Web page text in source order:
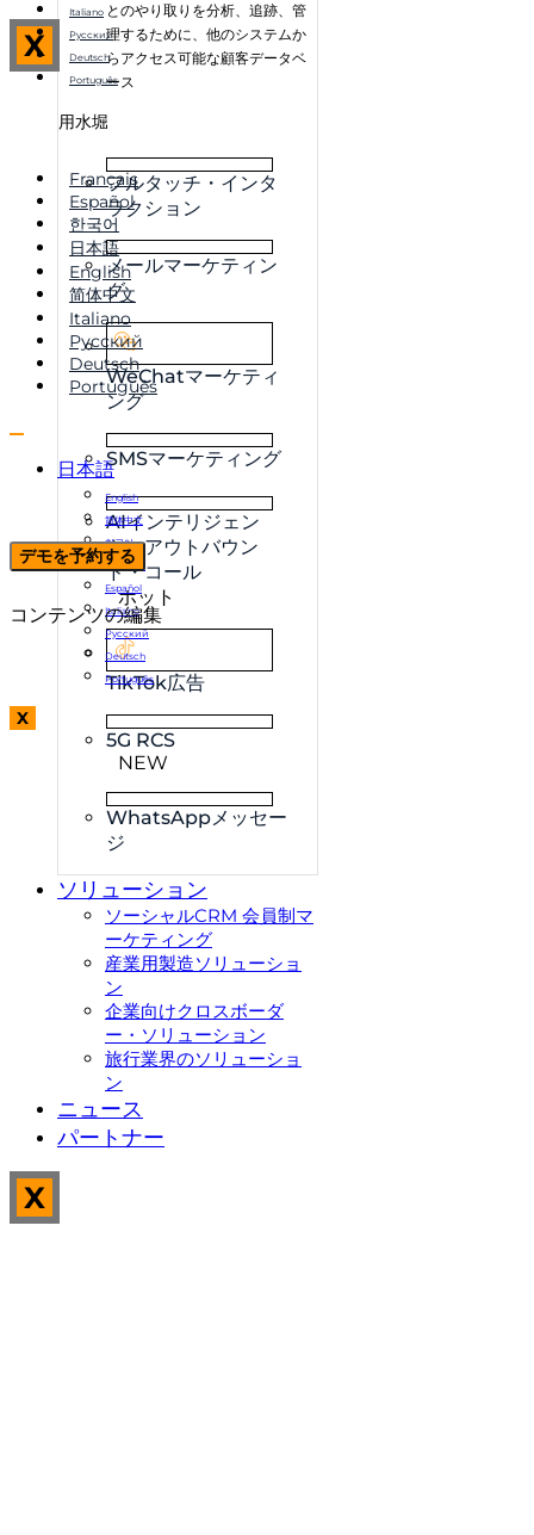
とのやり取りを分析、追跡、管
理するために、他のシステムか
らアクセス可能な顧客データベ
ース
用水堀
フルタッチ・インタ
ラクション
メールマーケティン
グ
WeChatマーケティ
ング
SMSマーケティング
AIインテリジェン
ト・アウトバウン
ド・コール
ホット
TikTok広告
5G RCS
NEW
WhatsAppメッセー
ジ
ソリューション
ソーシャルCRM 会員制マ
ーケティング
産業用製造ソリューショ
ン
企業向けクロスボーダ
ー・ソリューション
旅行業界のソリューショ
ン
ニュース
パートナー
X
X
Italiano
Русский
Deutsch
Português
Français
Español
한국어
日本語
English
简体中文
Italiano
Русский
Deutsch
Português
日本語
English
简体中文
한국어
Français
Español
Italiano
Русский
Deutsch
Português
X
デモを予約する
コンテンツの編集